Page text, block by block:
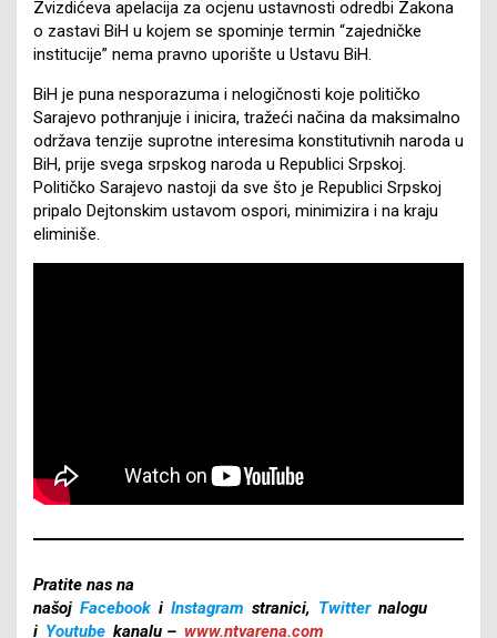
Zvizdićeva apelacija za ocjenu ustavnosti odredbi Zakona
o zastavi BiH u kojem se spominje termin “zajedničke
institucije” nema pravno uporište u Ustavu BiH.
BiH je puna nesporazuma i nelogičnosti koje političko
Sarajevo pothranjuje i inicira, tražeći načina da maksimalno
održava tenzije suprotne interesima konstitutivnih naroda u
BiH, prije svega srpskog naroda u Republici Srpskoj.
Političko Sarajevo nastoji da sve što je Republici Srpskoj
pripalo Dejtonskim ustavom ospori, minimizira i na kraju
eliminiše.
Pratite nas na
našoj Facebook i Instagram stranici, Twitter nalogu
i Youtube kanalu – www.ntvarena.com